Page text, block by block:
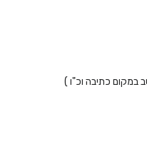
במקום כתיבה וכ"ו )